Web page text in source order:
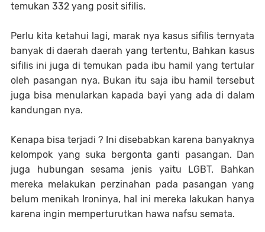
temukan 332 yang posit sifilis.
Perlu kita ketahui lagi, marak nya kasus sifilis ternyata
banyak di daerah daerah yang tertentu, Bahkan kasus
sifilis ini juga di temukan pada ibu hamil yang tertular
oleh pasangan nya. Bukan itu saja ibu hamil tersebut
juga bisa menularkan kapada bayi yang ada di dalam
kandungan nya.
Kenapa bisa terjadi ? Ini disebabkan karena banyaknya
kelompok yang suka bergonta ganti pasangan. Dan
juga hubungan sesama jenis yaitu LGBT. Bahkan
mereka melakukan perzinahan pada pasangan yang
belum menikah Ironinya, hal ini mereka lakukan hanya
karena ingin memperturutkan hawa nafsu semata.